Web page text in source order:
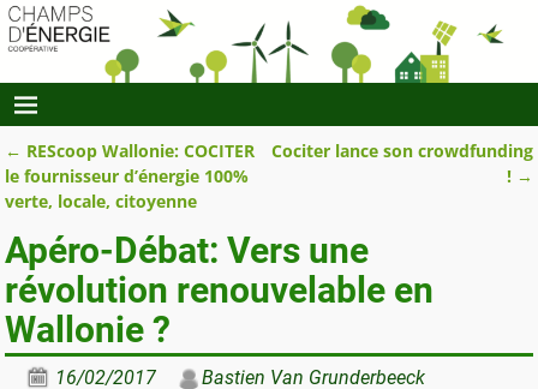
Navigation des articles
← REScoop Wallonie: COCITER
le fournisseur d’énergie 100%
verte, locale, citoyenne
Cociter lance son crowdfunding
! →
Apéro-Débat: Vers une
révolution renouvelable en
Wallonie ?
16/02/2017 Bastien Van Grunderbeeck